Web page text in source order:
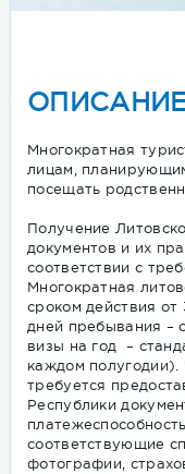
Многократная
лицам,
посещать
Получение
документов и их
соответствии с
Многократная
сроком действия от
дней пребывания –
визы на год –
каждом полугодии).
требуется
Республики
соответствующие
фотографии,